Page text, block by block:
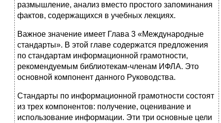
размышление, анализ вместо простого запоминания
фактов, содержащихся в учебных лекциях.
Важное значение имеет Глава 3 «Международные
стандарты». В этой главе содержатся предложения
по стандартам информационной грамотности,
рекомендуемым библиотекам-членам ИФЛА. Это
основной компонент данного Руководства.
Стандарты по информационной грамотности состоят
из трех компонентов: получение, оценивание и
использование информации. Эти три основные цели